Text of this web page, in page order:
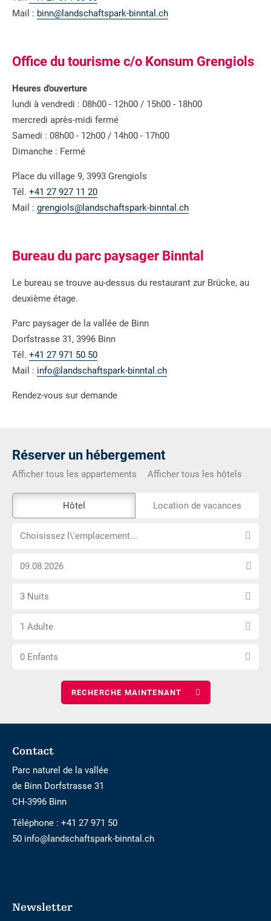
Mail : binn@landschaftspark-binntal.ch
Office du tourisme c/o Konsum Grengiols
Heures d'ouverture
lundi à vendredi : 08h00 - 12h00 / 15h00 - 18h00
mercredi après-midi fermé
Samedi : 08h00 - 12h00 / 14h00 - 17h00
Dimanche : Fermé
Place du village 9, 3993 Grengiols
Tél. +41 27 927 11 20
Mail : grengiols@landschaftspark-binntal.ch
Bureau du parc paysager Binntal
Le bureau se trouve au-dessus du restaurant zur Brücke, au
deuxième étage.
Parc paysager de la vallée de Binn
Dorfstrasse 31, 3996 Binn
Tél. +41 27 971 50 50
Mail : info@landschaftspark-binntal.ch
Rendez-vous sur demande
Réserver un hébergement
Afficher tous les appartements Afficher tous les hôtels
de
réservation
n\'est
accessible
Hôtel Location de vacances
Choisissez
Choisissez l\'emplacement...
Choisissez
date
Sélectionnez
nombre
nuits
3 Nuits
Choisissez
nombre
1 Adulte
Choisissez
0 Enfants
Footer
Contact
Parc naturel de la vallée
de Binn Dorfstrasse 31
CH-3996 Binn
Téléphone : +41 27 971 50
50 info@landschaftspark-binntal.ch
Newsletter